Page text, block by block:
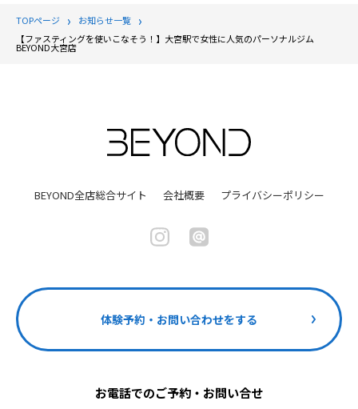
TOPページ
お知らせ一覧
【ファスティングを使いこなそう！】大宮駅で女性に人気のパーソナルジム
BEYOND大宮店
BEYOND全店総合サイト 会社概要 プライバシーポリシー
体験予約・お問い合わせをする
お電話でのご予約・お問い合せ